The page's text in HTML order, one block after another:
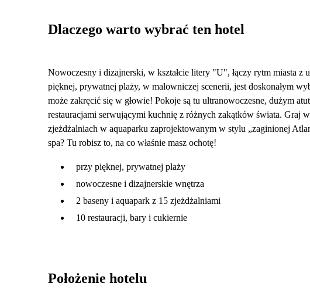
Dlaczego warto wybrać ten hotel
Nowoczesny i dizajnerski, w kształcie litery "U", łączy rytm miasta z
pięknej, prywatnej plaży, w malowniczej scenerii, jest doskonałym
może zakręcić się w głowie! Pokoje są tu ultranowoczesne, dużym
restauracjami serwującymi kuchnię z różnych zakątków świata. Graj
zjeżdżalniach w aquaparku zaprojektowanym w stylu „zaginionej
spa? Tu robisz to, na co właśnie masz ochotę!
przy pięknej, prywatnej plaży
nowoczesne i dizajnerskie wnętrza
2 baseny i aquapark z 15 zjeżdżalniami
10 restauracji, bary i cukiernie
Położenie hotelu